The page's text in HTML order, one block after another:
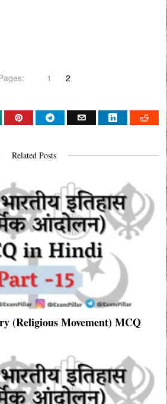
1 2
Related Posts
(Religious Movement) MCQ